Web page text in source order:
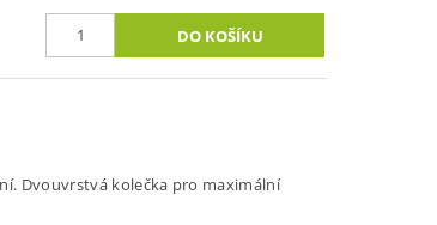
Dvouvrstvá kolečka pro maximální